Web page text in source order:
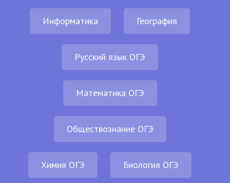
Информатика География
Русский язык ОГЭ
Математика ОГЭ
Обществознание ОГЭ
Химия ОГЭ Биология ОГЭ